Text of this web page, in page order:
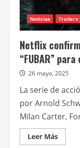
Noticias Trailers
Netflix
“FUBAR”
26 mayo, 2025
La serie de
por Arnold
Milan Carter,
Leer MásLeer
más